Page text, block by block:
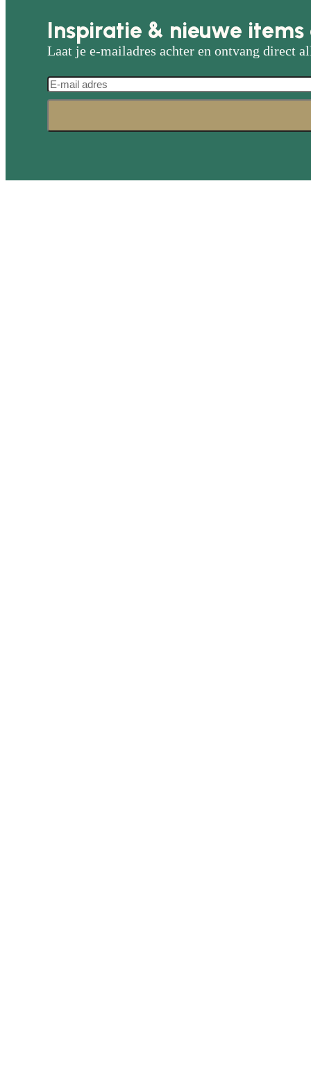
Inspiratie & nieuwe
Laat je e-mailadres achter en ontvang direct